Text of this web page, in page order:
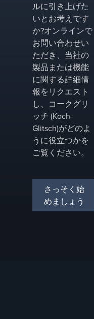
ルに引き上げた
いとお考えです
か?オンラインで
お問い合わせい
ただき、当社の
製品または機能
に関する詳細情
報をリクエスト
し、コークグリ
ッチ (Koch-
Glitsch)がどのよ
うに役立つかを
ご覧ください。
さっそく始
めましょう